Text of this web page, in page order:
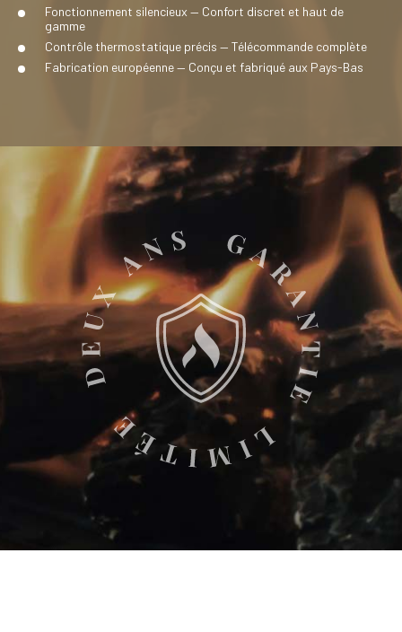
Fonctionnement silencieux — Confort discret et haut de
gamme
Contrôle thermostatique précis — Télécommande complète
Fabrication européenne — Conçu et fabriqué aux Pays-Bas